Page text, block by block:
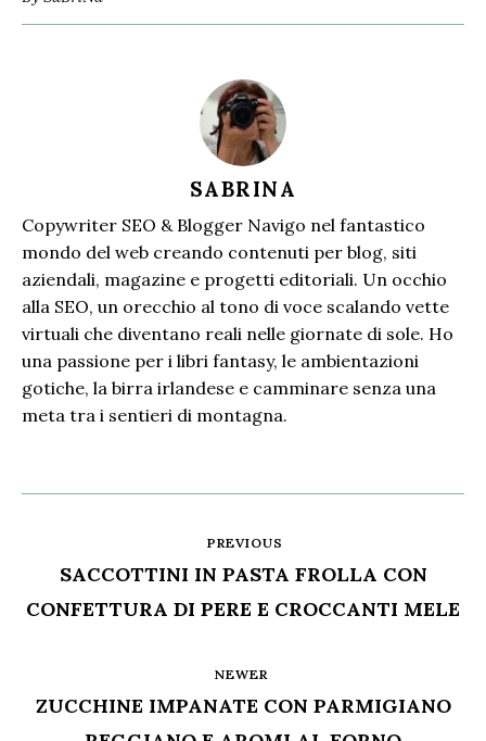
SABRINA
Copywriter SEO & Blogger Navigo nel fantastico
mondo del web creando contenuti per blog, siti
aziendali, magazine e progetti editoriali. Un occhio
alla SEO, un orecchio al tono di voce scalando vette
virtuali che diventano reali nelle giornate di sole. Ho
una passione per i libri fantasy, le ambientazioni
gotiche, la birra irlandese e camminare senza una
meta tra i sentieri di montagna.
PREVIOUS
SACCOTTINI IN PASTA FROLLA CON
CONFETTURA DI PERE E CROCCANTI MELE
NEWER
ZUCCHINE IMPANATE CON PARMIGIANO